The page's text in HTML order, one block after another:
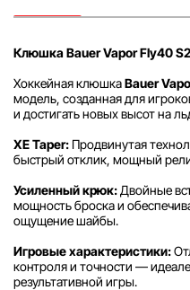
Клюшка Bauer Vapor Fly40
Хоккейная клюшкаBauer
модель, созданная для
и достигать новых высот на
XE Taper: Продвинутая
быстрый отклик, мощный
Усиленный крюк:Двойные
мощность броска и
ощущение шайбы.
Игровые характеристики:
контроля и точности —
результативной игры.